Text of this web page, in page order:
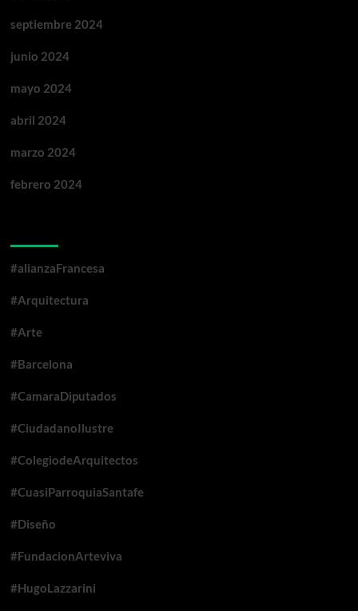
septiembre 2024
junio 2024
mayo 2024
abril 2024
marzo 2024
febrero 2024
#alianzaFrancesa
#Arquitectura
#Arte
#Barcelona
#CamaraDiputados
#CiudadanoIlustre
#ColegiodeArquitectos
#CuasiParroquiaSantafe
#Diseño
#FundacionArteviva
#HugoLazzarini